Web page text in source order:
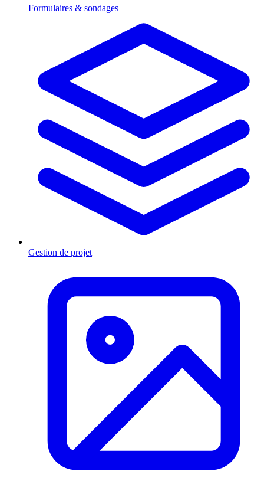
Formulaires & sondages
Gestion de projet